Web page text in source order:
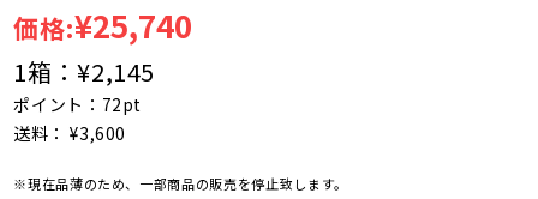
価格:¥25,740
1箱：¥2,145
ポイント：72pt
送料： ¥3,600
※現在品薄のため、一部商品の販売を停止致します。